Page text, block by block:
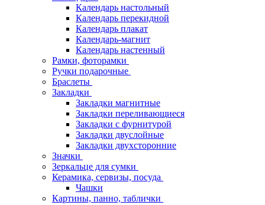
Календарь настольный
Календарь перекидной
Календарь плакат
Календарь-магнит
Календарь настенный
Рамки, фоторамки
Ручки подарочные
Браслеты
Закладки
Закладки магнитные
Закладки переливающиеся
Закладки с фурнитурой
Закладки двуслойные
Закладки двухсторонние
Значки
Зеркальце для сумки
Керамика, сервизы, посуда
Чашки
Картины, панно, таблички